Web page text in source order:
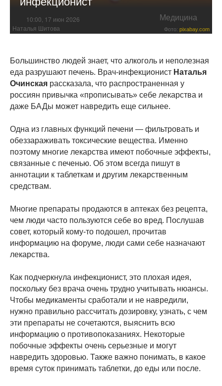
10:00, 17 июн 2026 Медицина
Наталья Шитова Фото: pixabay.com
Большинство людей знает, что алкоголь и неполезная
еда разрушают печень. Врач-инфекционист Наталья
Очинская рассказала, что распространенная у
россиян привычка «прописывать» себе лекарства и
даже БАДы может навредить еще сильнее.
Одна из главных функций печени — фильтровать и
обеззараживать токсические вещества. Именно
поэтому многие лекарства имеют побочные эффекты,
связанные с печенью. Об этом всегда пишут в
аннотации к таблеткам и другим лекарственным
средствам.
Многие препараты продаются в аптеках без рецепта,
чем люди часто пользуются себе во вред. Послушав
совет, который кому-то подошел, прочитав
информацию на форуме, люди сами себе назначают
лекарства.
Как подчеркнула инфекционист, это плохая идея,
поскольку без врача очень трудно учитывать нюансы.
Чтобы медикаменты сработали и не навредили,
нужно правильно рассчитать дозировку, узнать, с чем
эти препараты не сочетаются, выяснить всю
информацию о противопоказаниях. Некоторые
побочные эффекты очень серьезные и могут
навредить здоровью. Также важно понимать, в какое
время суток принимать таблетки, до еды или после.